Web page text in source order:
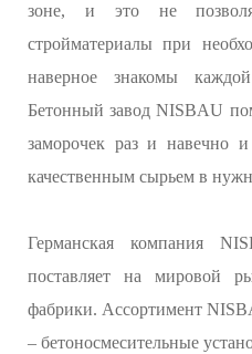
зоне, и это не
стройматериалы при
наверное знакомы
Бетонный завод NISBAU
заморочек раз и навечно
качественным сырьем в
Германская компания
поставляет на мировой
фабрики. Ассортимент
– бетоносмесительные